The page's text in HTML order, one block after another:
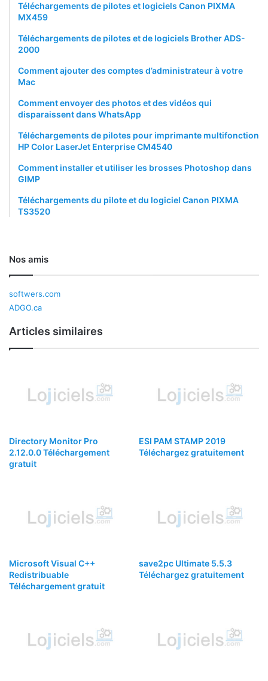
Téléchargements de pilotes et logiciels Canon PIXMA
MX459
Téléchargements de pilotes et de logiciels Brother ADS-
2000
Comment ajouter des comptes d’administrateur à votre
Mac
Comment envoyer des photos et des vidéos qui
disparaissent dans WhatsApp
Téléchargements de pilotes pour imprimante multifonction
HP Color LaserJet Enterprise CM4540
Comment installer et utiliser les brosses Photoshop dans
GIMP
Téléchargements du pilote et du logiciel Canon PIXMA
TS3520
Nos amis
softwers.com
ADGO.ca
Articles similaires
Directory Monitor Pro
2.12.0.0 Téléchargement
gratuit
ESI PAM STAMP 2019
Téléchargez gratuitement
Microsoft Visual C++
Redistribuable
Téléchargement gratuit
save2pc Ultimate 5.5.3
Téléchargez gratuitement